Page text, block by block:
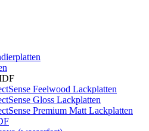
Feelwood Lackplatten
Gloss Lackplatten
Premium Matt Lackplatten